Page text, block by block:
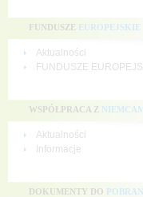
FUNDUSZE EUROPEJSKIE
Aktualności
FUNDUSZE
WSPÓŁPRACA Z
Aktualności
Informacje
DOKUMENTY DO